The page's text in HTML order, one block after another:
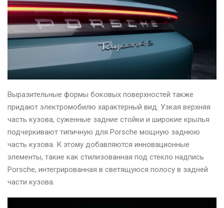
Выразительные формы боковых поверхностей также
придают электромобилю характерный вид. Узкая верхняя
часть кузова, суженные задние стойки и широкие крылья
подчеркивают типичную для Porsche мощную заднюю
часть кузова. К этому добавляются инновационные
элементы, такие как стилизованная под стекло надпись
Porsche, интегрированная в светящуюся полосу в задней
части кузова.